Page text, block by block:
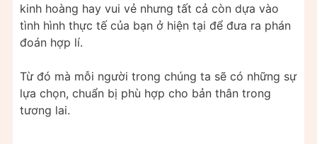
kinh hoàng hay vui vẻ nhưng tất cả còn dựa vào
tình hình thực tế của bạn ở hiện tại để đưa ra phán
đoán hợp lí.
Từ đó mà mỗi người trong chúng ta sẽ có những sự
lựa chọn, chuẩn bị phù hợp cho bản thân trong
tương lai.